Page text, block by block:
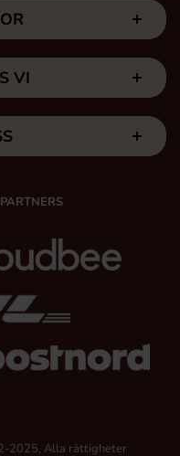
VI
2025, Alla rättigheter